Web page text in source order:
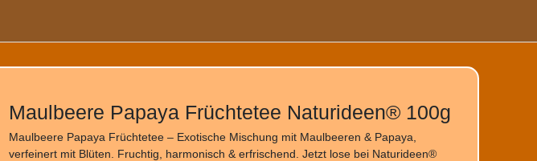
Maulbeere Papaya Früchtetee Naturideen® 100g
Maulbeere Papaya Früchtetee – Exotische Mischung mit Maulbeeren & Papaya,
verfeinert mit Blüten. Fruchtig, harmonisch & erfrischend. Jetzt lose bei Naturideen®